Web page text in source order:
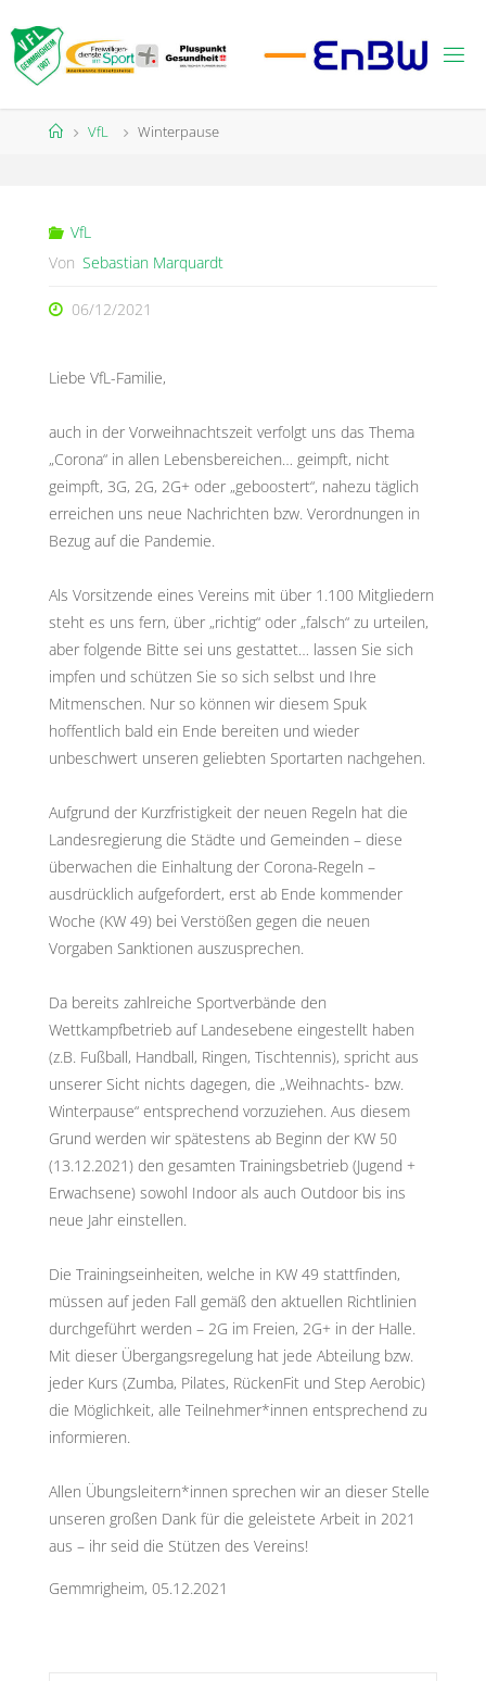
Inhalt
springen
StartVfL Winterpause
VfL
Von Sebastian Marquardt
06/12/2021
Liebe VfL-Familie,
auch in der Vorweihnachtszeit verfolgt uns das Thema
„Corona“ in allen Lebensbereichen… geimpft, nicht
geimpft, 3G, 2G, 2G+ oder „geboostert“, nahezu täglich
erreichen uns neue Nachrichten bzw. Verordnungen in
Bezug auf die Pandemie.
Als Vorsitzende eines Vereins mit über 1.100 Mitgliedern
steht es uns fern, über „richtig“ oder „falsch“ zu urteilen,
aber folgende Bitte sei uns gestattet… lassen Sie sich
impfen und schützen Sie so sich selbst und Ihre
Mitmenschen. Nur so können wir diesem Spuk
hoffentlich bald ein Ende bereiten und wieder
unbeschwert unseren geliebten Sportarten nachgehen.
Aufgrund der Kurzfristigkeit der neuen Regeln hat die
Landesregierung die Städte und Gemeinden – diese
überwachen die Einhaltung der Corona-Regeln –
ausdrücklich aufgefordert, erst ab Ende kommender
Woche (KW 49) bei Verstößen gegen die neuen
Vorgaben Sanktionen auszusprechen.
Da bereits zahlreiche Sportverbände den
Wettkampfbetrieb auf Landesebene eingestellt haben
(z.B. Fußball, Handball, Ringen, Tischtennis), spricht aus
unserer Sicht nichts dagegen, die „Weihnachts- bzw.
Winterpause“ entsprechend vorzuziehen. Aus diesem
Grund werden wir spätestens ab Beginn der KW 50
(13.12.2021) den gesamten Trainingsbetrieb (Jugend +
Erwachsene) sowohl Indoor als auch Outdoor bis ins
neue Jahr einstellen.
Die Trainingseinheiten, welche in KW 49 stattfinden,
müssen auf jeden Fall gemäß den aktuellen Richtlinien
durchgeführt werden – 2G im Freien, 2G+ in der Halle.
Mit dieser Übergangsregelung hat jede Abteilung bzw.
jeder Kurs (Zumba, Pilates, RückenFit und Step Aerobic)
die Möglichkeit, alle Teilnehmer*innen entsprechend zu
informieren.
Allen Übungsleitern*innen sprechen wir an dieser Stelle
unseren großen Dank für die geleistete Arbeit in 2021
aus – ihr seid die Stützen des Vereins!
Gemmrigheim, 05.12.2021